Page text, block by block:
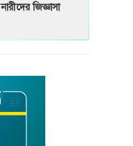
নারীদের জিজ্ঞাসা